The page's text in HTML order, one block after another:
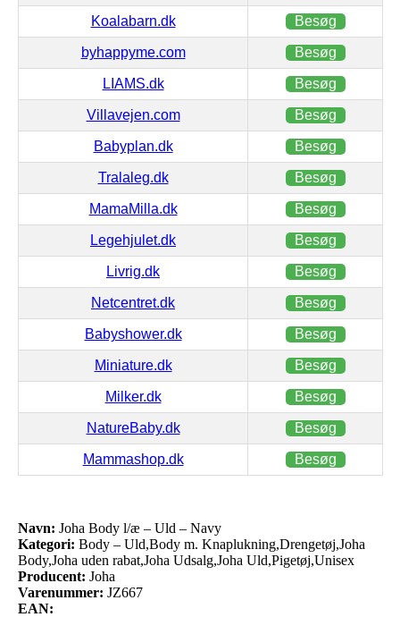
Koalabarn.dk Besøg
byhappyme.com Besøg
LIAMS.dk Besøg
Villavejen.com Besøg
Babyplan.dk Besøg
Tralaleg.dk Besøg
MamaMilla.dk Besøg
Legehjulet.dk Besøg
Livrig.dk Besøg
Netcentret.dk Besøg
Babyshower.dk Besøg
Miniature.dk Besøg
Milker.dk Besøg
NatureBaby.dk Besøg
Mammashop.dk Besøg
Navn: Joha Body l/æ – Uld – Navy
Kategori: Body – Uld,Body m. Knaplukning,Drengetøj,Joha
Body,Joha uden rabat,Joha Udsalg,Joha Uld,Pigetøj,Unisex
Producent: Joha
Varenummer: JZ667
EAN: